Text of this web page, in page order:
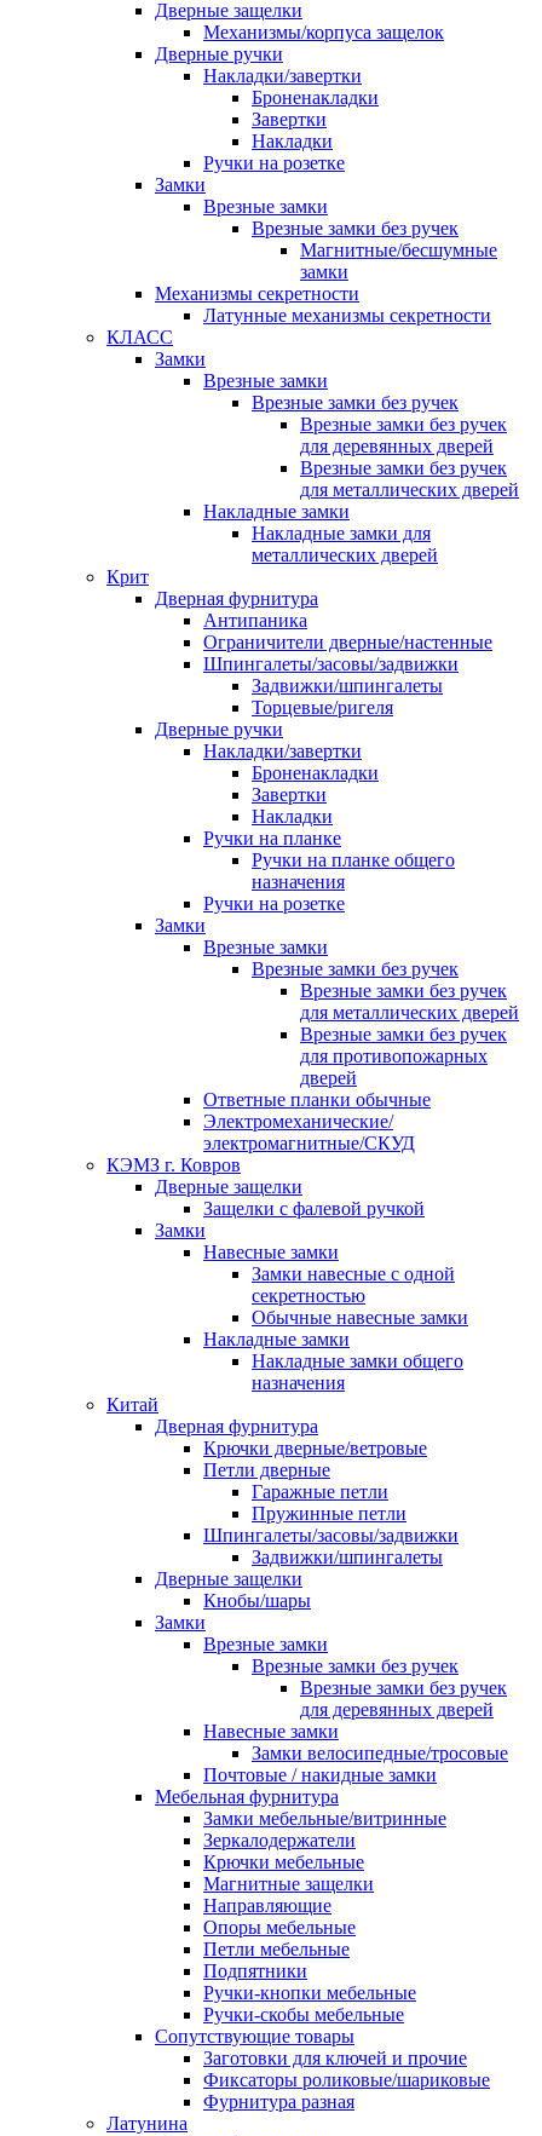
Дверные защелки
Механизмы/корпуса защелок
Дверные ручки
Накладки/завертки
Броненакладки
Завертки
Накладки
Ручки на розетке
Замки
Врезные замки
Врезные замки без ручек
Магнитные/бесшумные
замки
Механизмы секретности
Латунные механизмы секретности
КЛАСС
Замки
Врезные замки
Врезные замки без ручек
Врезные замки без ручек
для деревянных дверей
Врезные замки без ручек
для металлических дверей
Накладные замки
Накладные замки для
металлических дверей
Крит
Дверная фурнитура
Антипаника
Ограничители дверные/настенные
Шпингалеты/засовы/задвижки
Задвижки/шпингалеты
Торцевые/ригеля
Дверные ручки
Накладки/завертки
Броненакладки
Завертки
Накладки
Ручки на планке
Ручки на планке общего
назначения
Ручки на розетке
Замки
Врезные замки
Врезные замки без ручек
Врезные замки без ручек
для металлических дверей
Врезные замки без ручек
для противопожарных
дверей
Ответные планки обычные
Электромеханические/
электромагнитные/СКУД
КЭМЗ г. Ковров
Дверные защелки
Защелки с фалевой ручкой
Замки
Навесные замки
Замки навесные с одной
секретностью
Обычные навесные замки
Накладные замки
Накладные замки общего
назначения
Китай
Дверная фурнитура
Крючки дверные/ветровые
Петли дверные
Гаражные петли
Пружинные петли
Шпингалеты/засовы/задвижки
Задвижки/шпингалеты
Дверные защелки
Кнобы/шары
Замки
Врезные замки
Врезные замки без ручек
Врезные замки без ручек
для деревянных дверей
Навесные замки
Замки велосипедные/тросовые
Почтовые / накидные замки
Мебельная фурнитура
Замки мебельные/витринные
Зеркалодержатели
Крючки мебельные
Магнитные защелки
Направляющие
Опоры мебельные
Петли мебельные
Подпятники
Ручки-кнопки мебельные
Ручки-скобы мебельные
Сопутствующие товары
Заготовки для ключей и прочие
Фиксаторы роликовые/шариковые
Фурнитура разная
Латунина